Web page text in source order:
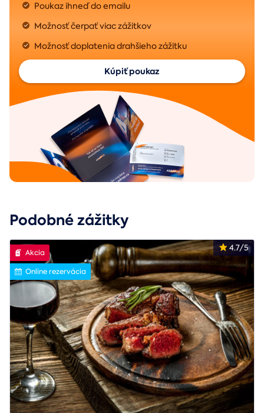
Poukaz ihneď do emailu
Možnosť čerpať viac zážitkov
Možnosť doplatenia drahšieho zážitku
Kúpiť poukaz
Podobné zážitky
4.7/5
Akcia
Online rezervácia